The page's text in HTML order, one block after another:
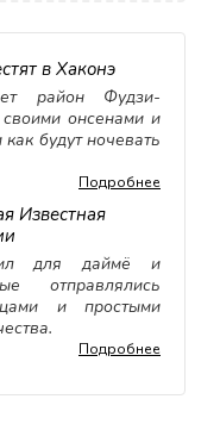
в Хаконэ
район Фудзи-
онсенами и
будут ночевать
Подробнее
Известная
для даймё и
отправлялись
и простыми
Подробнее